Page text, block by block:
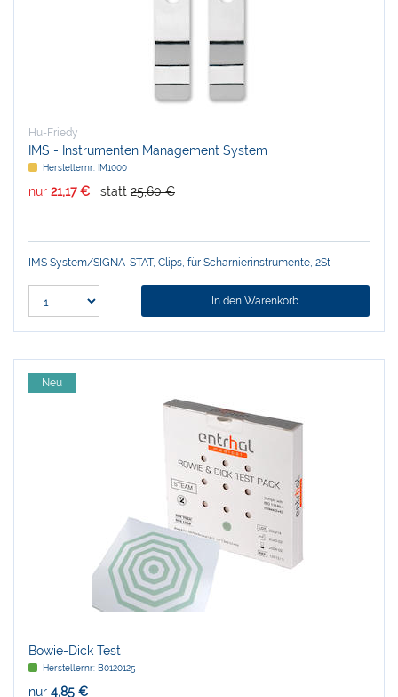
Hu-Friedy
IMS - Instrumenten Management System
Herstellernr: IM1000
nur 21,17 € statt 25,60 €
IMS System/SIGNA-STAT, Clips, für Scharnierinstrumente, 2St
In den Warenkorb
Neu
Bowie-Dick Test
Herstellernr: B0120125
nur 4,85 €